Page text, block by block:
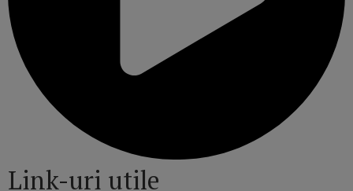
Link-uri utile